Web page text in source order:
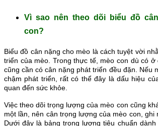
Vì sao nên theo dõi biểu đồ
con?
Biểu đồ cân nặng cho mèo là cách tuyệt vời
triển của mèo. Trong thực tế, mèo con dù có ở
cũng cần có cân nặng phát triển đều đặn. Nếu
chậm phát triển, rất có thể đây là dấu hiệu
quan đến sức khỏe.
Việc theo dõi trọng lượng của mèo con cũng
một lần, nên cân trọng lượng của mèo con, ghi
Dưới đây là bảng trọng lượng tiêu chuẩn